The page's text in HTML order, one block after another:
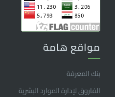
مواقع هامة
بنك المعرفة
الفاروق ﻹدارة الموارد البشرية